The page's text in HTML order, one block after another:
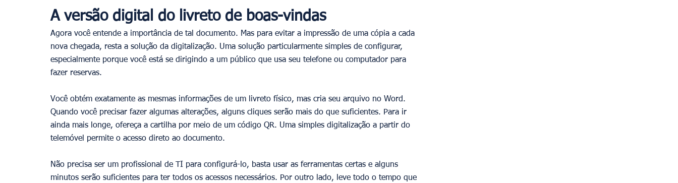
A versão digital do livreto de boas-vindas
Agora você entende a importância de tal documento. Mas para evitar a impressão de uma cópia a cada
nova chegada, resta a solução da digitalização. Uma solução particularmente simples de configurar,
especialmente porque você está se dirigindo a um público que usa seu telefone ou computador para
fazer reservas.
Você obtém exatamente as mesmas informações de um livreto físico, mas cria seu arquivo no Word.
Quando você precisar fazer algumas alterações, alguns cliques serão mais do que suficientes. Para ir
ainda mais longe, ofereça a cartilha por meio de um código QR. Uma simples digitalização a partir do
telemóvel permite o acesso direto ao documento.
Não precisa ser um profissional de TI para configurá-lo, basta usar as ferramentas certas e alguns
minutos serão suficientes para ter todos os acessos necessários. Por outro lado, leve todo o tempo que